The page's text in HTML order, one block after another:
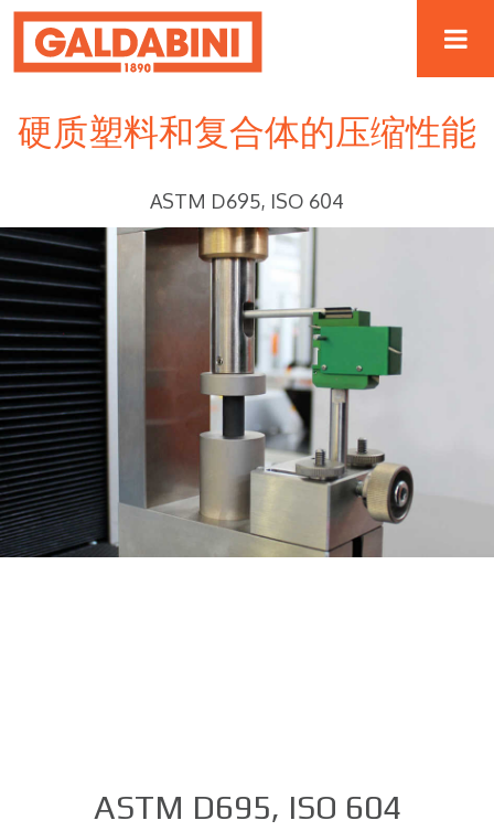
硬质塑料和复合体的压缩性能
ASTM D695, ISO 604
ASTM D695, ISO 604